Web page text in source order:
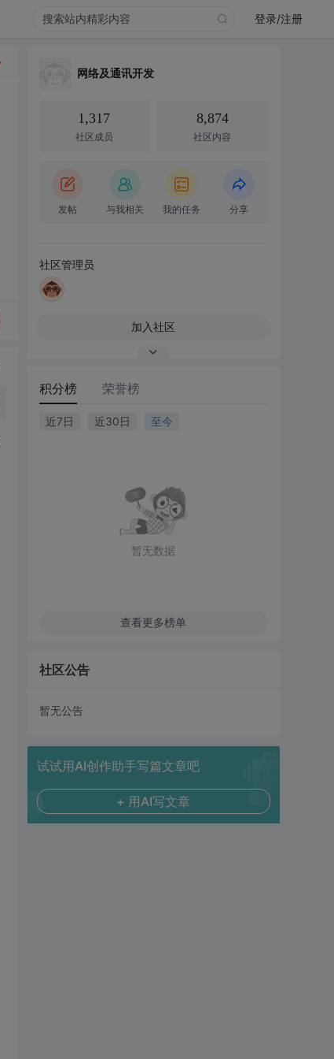
登录/注册
网络及通讯开发
1,317
社区成员
8,874
社区内容
发帖 与我相关 我的任务 分享
社区管理员
加入社区
积分榜 荣誉榜
近7日 近30日 至今
暂无数据
查看更多榜单
社区公告
暂无公告
试试用AI创作助手写篇文章吧
+ 用AI写文章